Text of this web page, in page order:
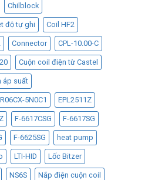
Chilblock
độ tự ghi Coil HF2
Connector CPL-10.00-C
Cuộn coil điện từ Castel
áp suất
5N0C1 EPL2511Z
F-6617CSG F-6617SG
F-6625SG heat pump
LTI-HID Lốc Bitzer
NS6S Nắp điện cuộn coil